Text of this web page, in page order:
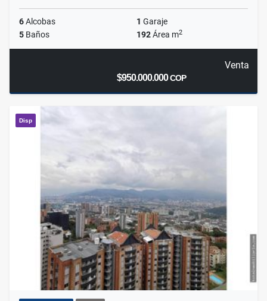
6Alcobas 1 Garaje
5 Baños 192Área m2
Venta
$950.000.000COP
Disp